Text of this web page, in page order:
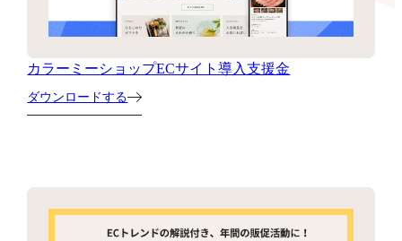
カラーミーショップECサイト導入支援金
ダウンロードする